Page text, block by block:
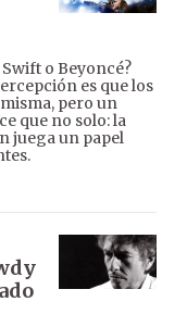
o Beyoncé?
es que los
pero un
que no solo: la
juega un papel